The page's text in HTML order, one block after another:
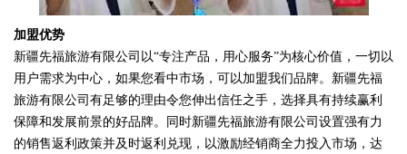
加盟优势
新疆先福旅游有限公司以“专注产品，用心服务”为核心价值，一切以
用户需求为中心，如果您看中市场，可以加盟我们品牌。新疆先福
旅游有限公司有足够的理由令您伸出信任之手，选择具有持续赢利
保障和发展前景的好品牌。同时新疆先福旅游有限公司设置强有力
的销售返利政策并及时返利兑现，以激励经销商全力投入市场，达